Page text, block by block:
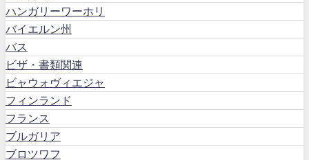
ハンガリーワーホリ
バイエルン州
バス
ビザ・書類関連
ビャウォヴィエジャ
フィンランド
フランス
ブルガリア
ブロツワフ